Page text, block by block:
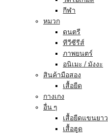
กีฬา
หมวก
ดนตรี
ทีวีซีรีส์
ภาพยนตร์
อนิเมะ / มังงะ
สินค้ามือสอง
เสื้อยืด
กางเกง
อื่น ๆ
เสื้อยืดแขนยาว
เสื้อฮูด